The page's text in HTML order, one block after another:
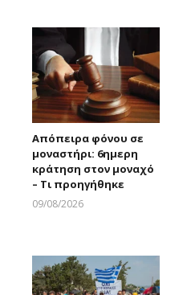
Απόπειρα φόνου σε
μοναστήρι: 6ημερη
κράτηση στον μοναχό
– Τι προηγήθηκε
09/08/2026